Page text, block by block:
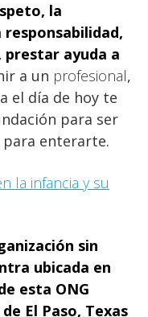
la
prestar ayuda a
a un profesional,
el día de hoy te
para ser
enterarte.
la infancia y su
sin
ubicada en
esta ONG
El Paso, Texas